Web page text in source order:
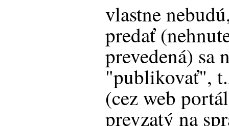
vlastne
predať
prevedená) sa
"publikovať",
(cez web
prevzatý na